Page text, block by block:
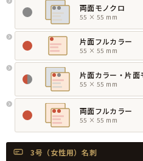
両面モノクロ
55 × 55 mm
片面フルカラー
55 × 55 mm
片面カラー・片面
55 × 55 mm
両面フルカラー
55 × 55 mm
3号（女性用）名刺